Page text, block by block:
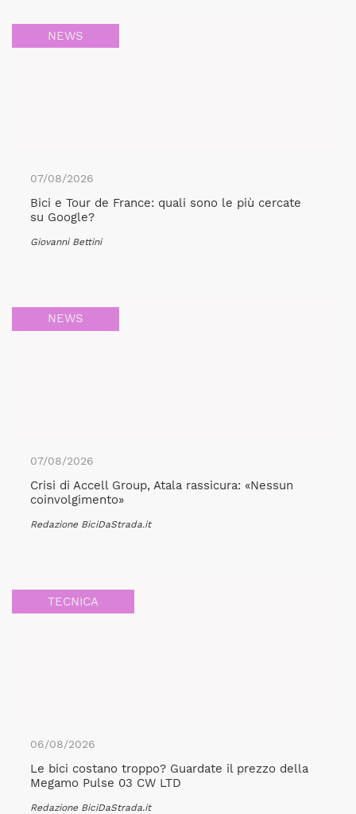
NEWS
07/08/2026
Bici e Tour de France: quali sono le più cercate
su Google?
Giovanni Bettini
NEWS
07/08/2026
Crisi di Accell Group, Atala rassicura: «Nessun
coinvolgimento»
Redazione BiciDaStrada.it
TECNICA
06/08/2026
Le bici costano troppo? Guardate il prezzo della
Megamo Pulse 03 CW LTD
Redazione BiciDaStrada.it